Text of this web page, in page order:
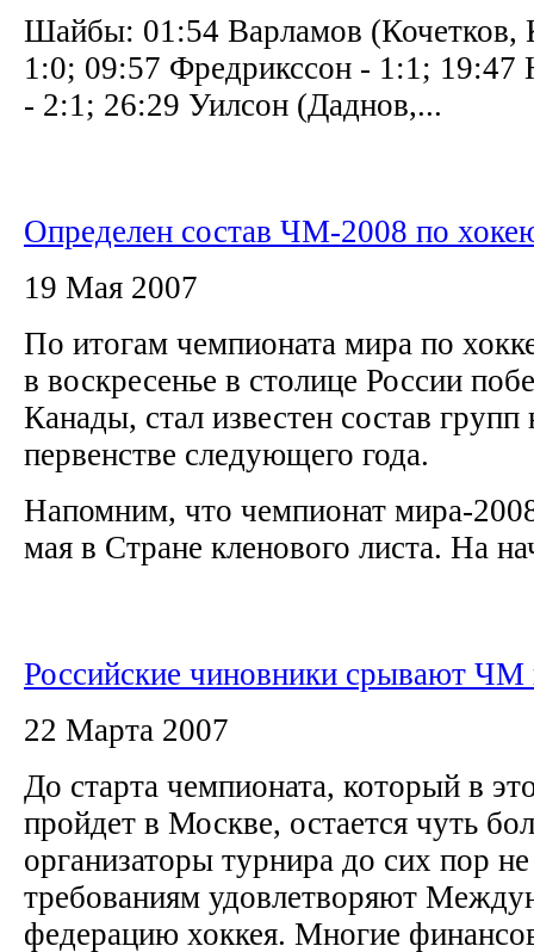
Шайбы: 01:54 Варламов
1:0; 09:57 Фредрикссон - 1:1; 19:47
- 2:1; 26:29 Уилсон (Даднов,...
Определен состав ЧМ-2008 по
19 Мая 2007
По итогам чемпионата мира по
в воскресенье в столице России
Канады, стал известен состав
первенстве следующего года.
Напомним, что чемпионат мира-
мая в Стране кленового листа. На
Российские чиновники срывают
22 Марта 2007
До старта чемпионата, который в
пройдет в Москве, остается чуть
организаторы турнира до сих пор
требованиям удовлетворяют
федерацию хоккея. Многие